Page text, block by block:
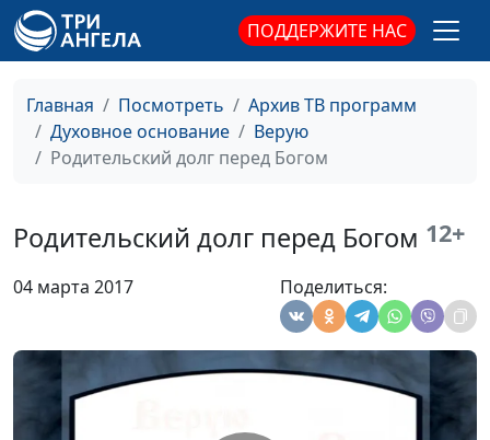
ПОДДЕРЖИТЕ НАС
Главная Посмотреть
Архив ТВ программ
Духовное основание
Верую
Родительский долг перед Богом
Родительский долг перед Богом 12+
04 марта 2017 Поделиться:
священнослужитель
Время для веры в Бога
Алексей Бритов,
Виктор Горюк,
священнослужитель
#347
Прощение ближних
Алексей Бритов,
ближнему
Виктор Горюк,
священнослужитель
Грехопадение
верующего человека
Алексей Бритов,
Виктор Горюк,
#344